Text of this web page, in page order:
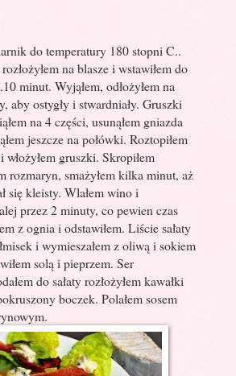
do temperatury 180 stopni C..
na blasze i wstawiłem do
minut. Wyjąłem, odłożyłem na
aby ostygły i stwardniały. Gruszki
na 4 części, usunąłem gniazda
jeszcze na połówki. Roztopiłem
włożyłem gruszki. Skropiłem
rozmaryn, smażyłem kilka minut, aż
się kleisty. Wlałem wino i
przez 2 minuty, co pewien czas
z ognia i odstawiłem. Liście sałaty
i wymieszałem z oliwą i sokiem
solą i pieprzem. Ser
do sałaty rozłożyłem kawałki
boczek. Polałem sosem